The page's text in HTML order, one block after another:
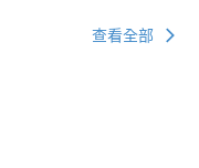
查看全部